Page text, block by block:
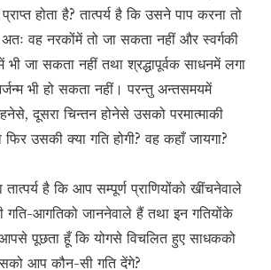
होता है? तात्पर्य है कि उसने पाप करना तो
अतः वह नरकोंमें तो जा सकता नहीं और स्वर्गकी
भी जा सकता नहीं तथा श्रद्धापूर्वक साधनमें लगा
भी हो सकता नहीं। परन्तु अन्तसमयमें
दूसरा चिन्तन होनेसे उसको परमात्माकी
फिर उसकी क्या गति होगी? वह कहाँ जायगा?
है कि आप सम्पूर्ण प्राणियोंको खींचनेवाले
गति-आगतिको जाननेवाले हैं तथा इन गतियोंके
पूछता हूँ कि योगसे विचलित हुए साधकको
आप कौन-सी गति देंगे?